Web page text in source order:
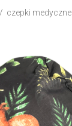
czepki medyczne